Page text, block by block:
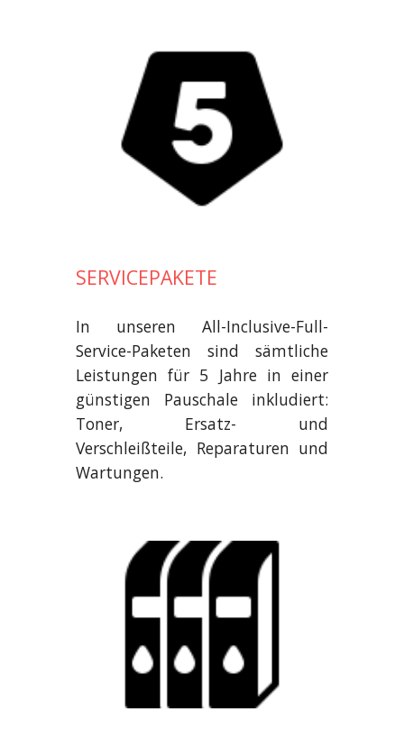
SERVICEPAKETE
In unseren All-Inclusive-Full-
Service-Paketen sind sämtliche
Leistungen für 5 Jahre in einer
günstigen Pauschale inkludiert:
Toner, Ersatz- und
Verschleißteile, Reparaturen und
Wartungen.